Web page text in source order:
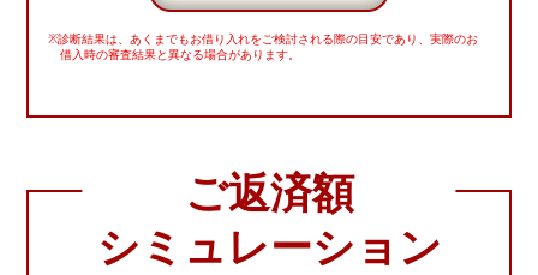
※診断結果は、あくまでもお借り入れをご検討される際の目安であり、実際のお
借入時の審査結果と異なる場合があります。
ご返済額
シミュレーション